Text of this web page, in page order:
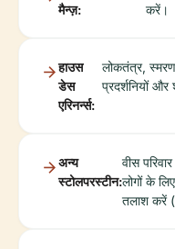
मैन्ज़:
करें।
हाउस
डेस
एरिनर्न्स:
लोकतंत्र,
प्रदर्शनियों और
अन्य
स्टोलपरस्टीन:
वीस
लोगों के
तलाश करें (